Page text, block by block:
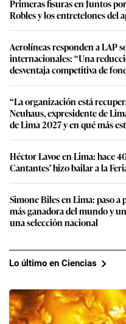
Primeras fisuras en Juntos
Robles y los entretelones del
Aerolíneas responden a LAP
internacionales: “Una
desventaja competitiva de
“La organización está
Neuhaus, expresidente de
de Lima 2027 y en qué más
Héctor Lavoe en Lima: hace
Cantantes’ hizo bailar a la
Simone Biles en Lima: paso a
más ganadora del mundo y
una selección nacional
Lo último en Ciencias